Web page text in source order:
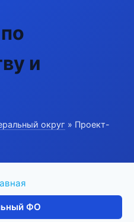
и
округ » Проект-
ФО